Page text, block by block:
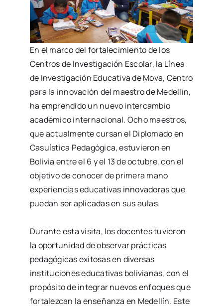
En el marco del fortalecimiento de los
Centros de Investigación Escolar, la Línea
de Investigación Educativa de Mova, Centro
para la innovación del maestro de Medellín,
ha emprendido un nuevo intercambio
académico internacional. Ocho maestros,
que actualmente cursan el Diplomado en
Casuística Pedagógica, estuvieron en
Bolivia entre el 6 y el 13 de octubre, con el
objetivo de conocer de primera mano
experiencias educativas innovadoras que
puedan ser aplicadas en sus aulas.
Durante esta visita, los docentes tuvieron
la oportunidad de observar prácticas
pedagógicas exitosas en diversas
instituciones educativas bolivianas, con el
propósito de integrar nuevos enfoques que
fortalezcan la enseñanza en Medellín. Este